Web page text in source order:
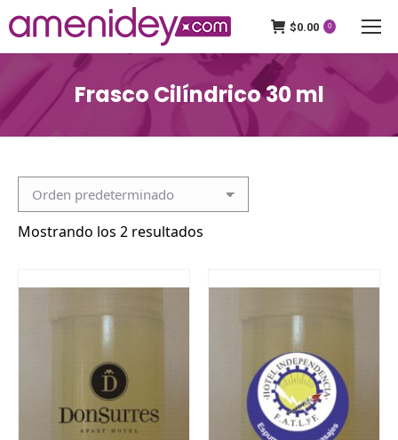
$0.00 0
Frasco Cilíndrico 30 ml
Mostrando los 2 resultados